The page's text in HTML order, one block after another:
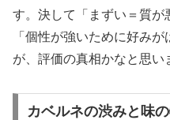
す。決して「まずい＝質
「個性が強いために好み
が、評価の真相かなと思い
カベルネの渋みと味